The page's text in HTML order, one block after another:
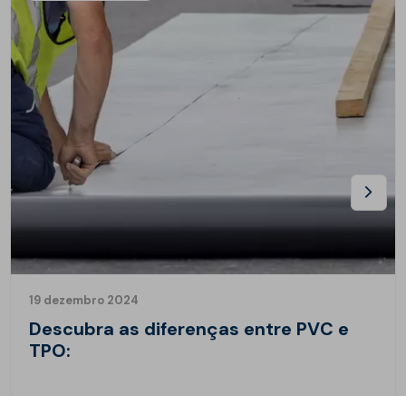
19 dezembro 2024
Descubra as diferenças entre PVC e
TPO: